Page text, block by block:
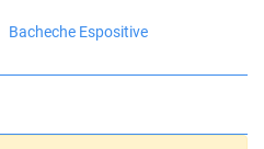
Bacheche Espositive